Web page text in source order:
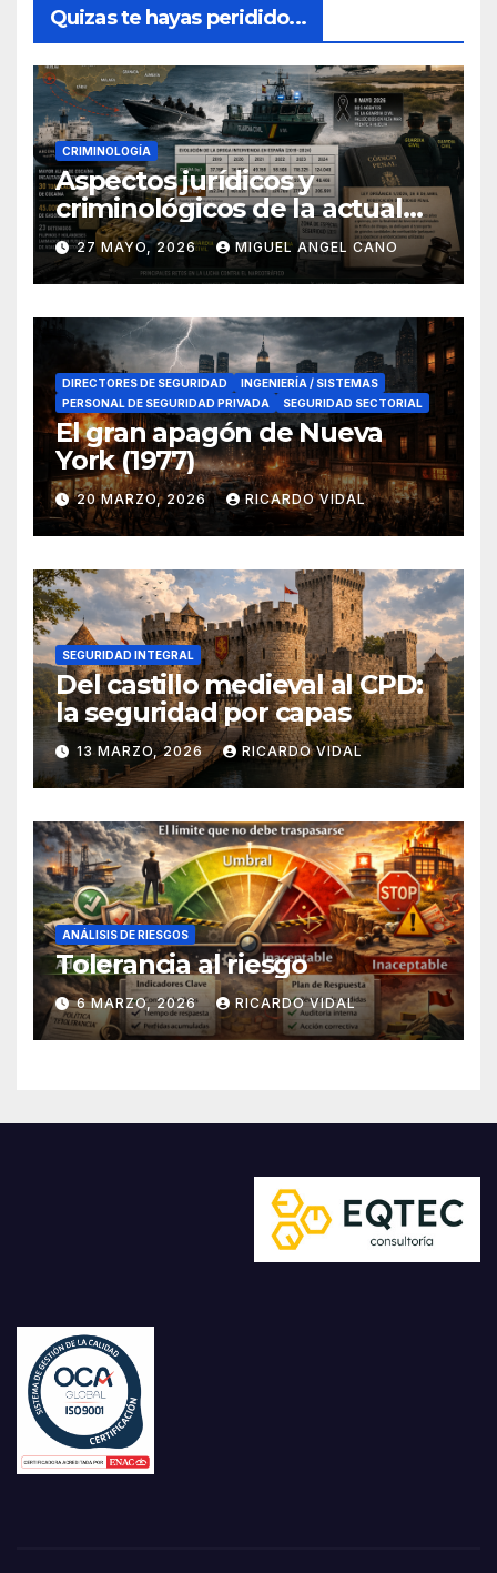
Quizas te hayas peridido...
CRIMINOLOGÍA
Aspectos jurídicos y
criminológicos de la actual
lucha contra el narcotráfico
en el sur de España
27 MAYO, 2026 MIGUEL ANGEL CANO
DIRECTORES DE SEGURIDAD
INGENIERÍA / SISTEMAS
PERSONAL DE SEGURIDAD PRIVADA
SEGURIDAD SECTORIAL
El gran apagón de Nueva
York (1977)
20 MARZO, 2026 RICARDO VIDAL
SEGURIDAD INTEGRAL
Del castillo medieval al CPD:
la seguridad por capas
13 MARZO, 2026 RICARDO VIDAL
ANÁLISIS DE RIESGOS
Tolerancia al riesgo
6 MARZO, 2026 RICARDO VIDAL